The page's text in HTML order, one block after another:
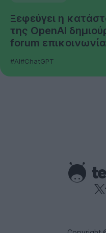
Ξεφεύγει η
της OpenAI
forum
#AI#ChatGPT